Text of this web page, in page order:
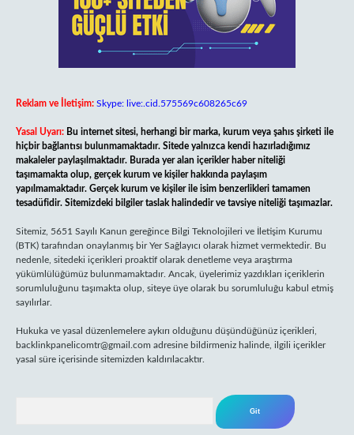
Reklam ve İletişim: Skype: live:.cid.575569c608265c69
Yasal Uyarı: Bu internet sitesi, herhangi bir marka, kurum veya şahıs şirketi ile
hiçbir bağlantısı bulunmamaktadır. Sitede yalnızca kendi hazırladığımız
makaleler paylaşılmaktadır. Burada yer alan içerikler haber niteliği
taşımamakta olup, gerçek kurum ve kişiler hakkında paylaşım
yapılmamaktadır. Gerçek kurum ve kişiler ile isim benzerlikleri tamamen
tesadüfidir. Sitemizdeki bilgiler taslak halindedir ve tavsiye niteliği taşımazlar.
Sitemiz, 5651 Sayılı Kanun gereğince Bilgi Teknolojileri ve İletişim Kurumu
(BTK) tarafından onaylanmış bir Yer Sağlayıcı olarak hizmet vermektedir. Bu
nedenle, sitedeki içerikleri proaktif olarak denetleme veya araştırma
yükümlülüğümüz bulunmamaktadır. Ancak, üyelerimiz yazdıkları içeriklerin
sorumluluğunu taşımakta olup, siteye üye olarak bu sorumluluğu kabul etmiş
sayılırlar.
Hukuka ve yasal düzenlemelere aykırı olduğunu düşündüğünüz içerikleri,
backlinkpanelicomtr@gmail.com adresine bildirmeniz halinde, ilgili içerikler
yasal süre içerisinde sitemizden kaldırılacaktır.